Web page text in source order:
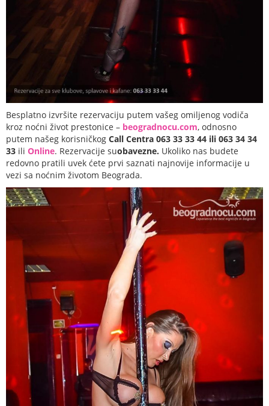
Besplatno izvršite rezervaciju putem vašeg omiljenog vodiča
kroz noćni život prestonice – beogradnocu.com, odnosno
putem našeg korisničkog Call Centra 063 33 33 44 ili 063 34 34
33 ili Online. Rezervacije suobavezne. Ukoliko nas budete
redovno pratili uvek ćete prvi saznati najnovije informacije u
vezi sa noćnim životom Beograda.